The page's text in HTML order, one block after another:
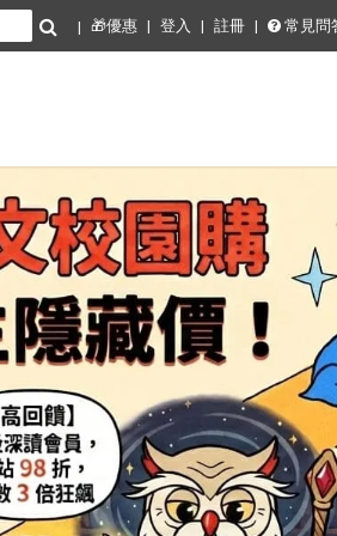
🎁優惠 登入 註冊 常見問